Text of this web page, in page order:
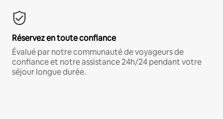
Réservez en toute confiance
Évalué par notre communauté de voyageurs de
confiance et notre assistance 24h/24 pendant votre
séjour longue durée.